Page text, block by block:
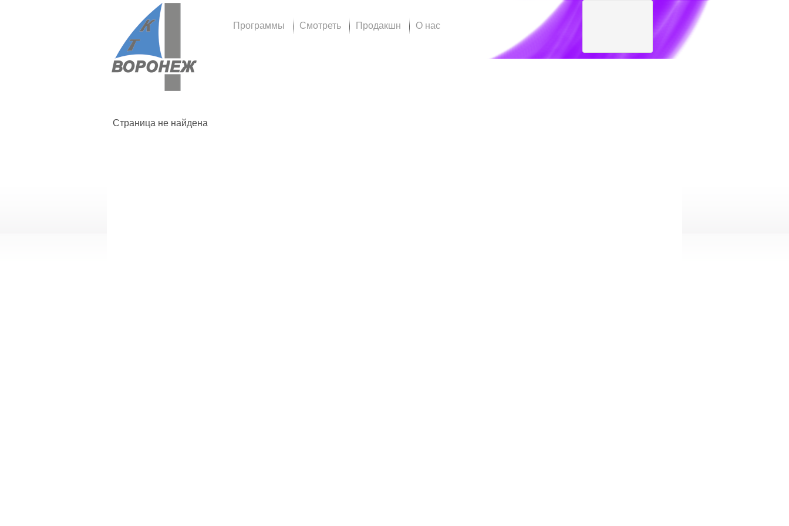
Программы Смотреть Продакшн О нас
Страница не найдена